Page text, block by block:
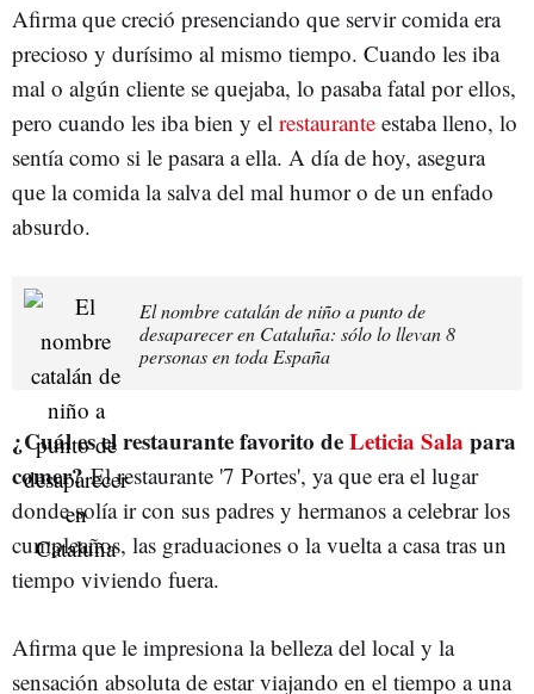
Afirma que creció presenciando que servir comida era
precioso y durísimo al mismo tiempo. Cuando les iba
mal o algún cliente se quejaba, lo pasaba fatal por ellos,
pero cuando les iba bien y el restaurante estaba lleno, lo
sentía como si le pasara a ella. A día de hoy, asegura
que la comida la salva del mal humor o de un enfado
absurdo.
El nombre catalán de niño a punto de
desaparecer en Cataluña: sólo lo llevan 8
personas en toda España
¿Cuál es el restaurante favorito deLeticia Sala para
comer?El restaurante '7 Portes', ya que era el lugar
donde solía ir con sus padres y hermanos a celebrar los
cumpleaños, las graduaciones o la vuelta a casa tras un
tiempo viviendo fuera.
Afirma que le impresiona la belleza del local y la
sensación absoluta de estar viajando en el tiempo a una